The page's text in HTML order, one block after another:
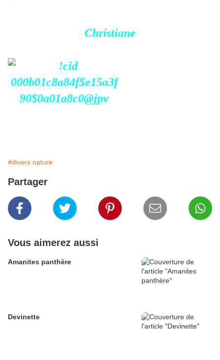
Christiane
#divers nature
Partager
Vous aimerez aussi
Amanites panthère
Devinette